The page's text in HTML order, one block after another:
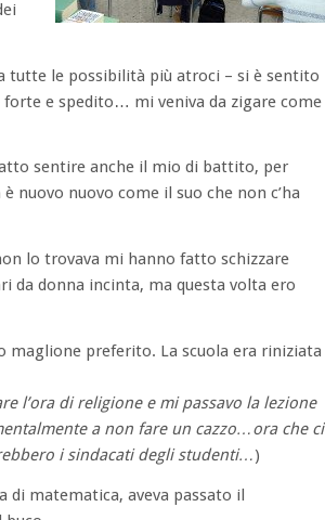
tutte le possibilità più atroci – si è sentito
e spedito… mi veniva da zigare come
sentire anche il mio di battito, per
nuovo come il suo che non c’ha
lo trovava mi hanno fatto schizzare
da donna incinta, ma questa volta ero
maglione preferito. La scuola era riniziata
l’ora di religione e mi passavo la lezione
a non fare un cazzo…ora che ci
i sindacati degli studenti…)
di matematica, aveva passato il